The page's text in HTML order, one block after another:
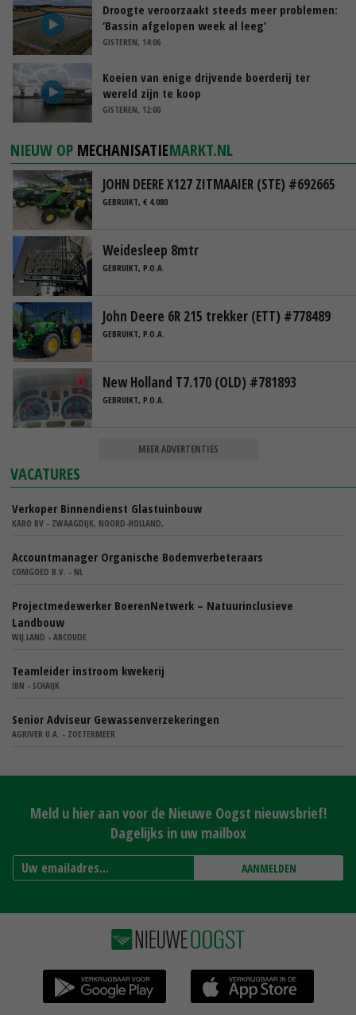
Droogte veroorzaakt steeds meer problemen:
‘Bassin afgelopen week al leeg’
GISTEREN, 14:06
Koeien van enige drijvende boerderij ter
wereld zijn te koop
GISTEREN, 12:00
NIEUW OP MECHANISATIEMARKT.NL
JOHN DEERE X127 ZITMAAIER (STE) #692665
GEBRUIKT, € 4.080
Weidesleep 8mtr
GEBRUIKT, P.O.A.
John Deere 6R 215 trekker (ETT) #778489
GEBRUIKT, P.O.A.
New Holland T7.170 (OLD) #781893
GEBRUIKT, P.O.A.
MEER ADVERTENTIES
VACATURES
Verkoper Binnendienst Glastuinbouw
KARO BV - ZWAAGDIJK, NOORD-HOLLAND,
Accountmanager Organische Bodemverbeteraars
COMGOED B.V. - NL
Projectmedewerker BoerenNetwerk – Natuurinclusieve
Landbouw
WIJ.LAND - ABCOUDE
Teamleider instroom kwekerij
IBN - SCHAIJK
Senior Adviseur Gewassenverzekeringen
AGRIVER U.A. - ZOETERMEER
Meld u hier aan voor de Nieuwe Oogst nieuwsbrief!
Dagelijks in uw mailbox
AANMELDEN